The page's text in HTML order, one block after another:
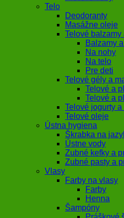
Telo
Deodoranty
Masážne oleje
Telové balzamy
Balzamy
Na nohy
Na telo
Pre deti
Telové gély a
Telové a
Telové a
Telové jogurty a
Telové oleje
Ústna hygiena
Škrabka na
Ústne vody
Zubné kefky a
Zubné pasty a
Vlasy
Farby na vlasy
Farby
Henna
Šampóny